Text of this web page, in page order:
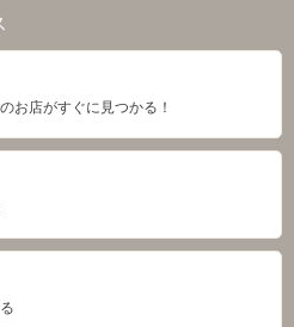
お店がすぐに見つかる！